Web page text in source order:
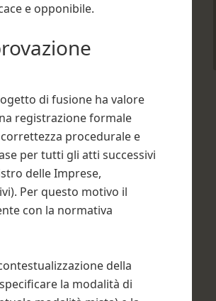
e opponibile.
di fusione ha valore
registrazione formale
procedurale e
per tutti gli atti successivi
delle Imprese,
Per questo motivo il
con la normativa
della
la modalità di